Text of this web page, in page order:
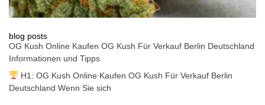
blog posts
OG Kush Online Kaufen OG Kush Für Verkauf Berlin Deutschland
Informationen und Tipps
H1: OG Kush Online Kaufen OG Kush Für Verkauf Berlin
Deutschland Wenn Sie sich